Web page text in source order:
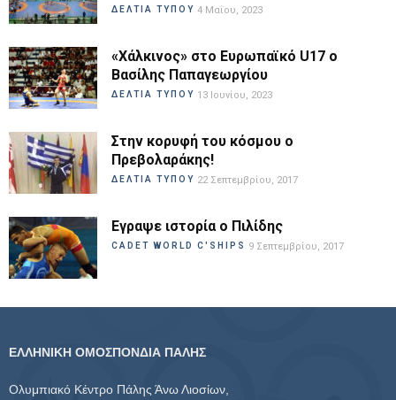
ΔΕΛΤΙΑ ΤΥΠΟΥ 4 Μαΐου, 2023
«Χάλκινος» στο Ευρωπαϊκό U17 ο
Βασίλης Παπαγεωργίου
ΔΕΛΤΙΑ ΤΥΠΟΥ 13 Ιουνίου, 2023
Στην κορυφή του κόσμου ο
Πρεβολαράκης!
ΔΕΛΤΙΑ ΤΥΠΟΥ 22 Σεπτεμβρίου, 2017
Εγραψε ιστορία ο Πιλίδης
CADET WORLD C'SHIPS 9 Σεπτεμβρίου, 2017
ΕΛΛΗΝΙΚΗ ΟΜΟΣΠΟΝΔΙΑ ΠΑΛΗΣ
Ολυμπιακό Κέντρο Πάλης Άνω Λιοσίων,